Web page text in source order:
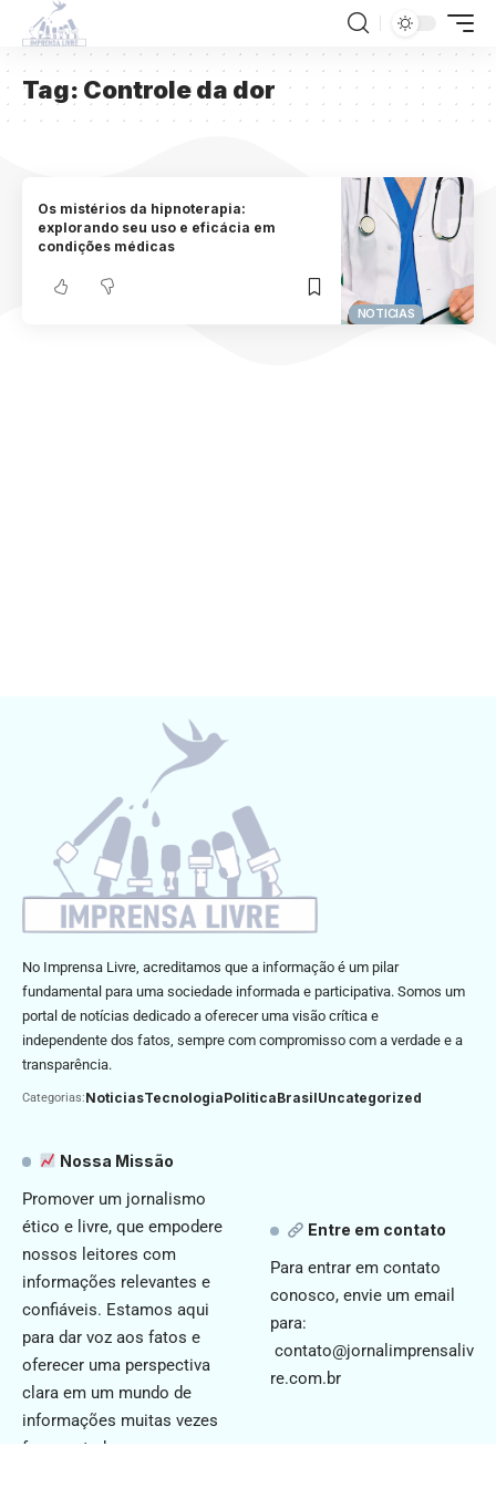
Tag: Controle da dor
NOTICIAS
Os mistérios da hipnoterapia:
explorando seu uso e eficácia em
condições médicas
No Imprensa Livre, acreditamos que a informação é um pilar
fundamental para uma sociedade informada e participativa. Somos um
portal de notícias dedicado a oferecer uma visão crítica e
independente dos fatos, sempre com compromisso com a verdade e a
transparência.
Categorias:NoticiasTecnologiaPoliticaBrasilUncategorized
Nossa Missão
Promover um jornalismo
ético e livre, que empodere
nossos leitores com
informações relevantes e
confiáveis. Estamos aqui
para dar voz aos fatos e
oferecer uma perspectiva
clara em um mundo de
informações muitas vezes
fragmentadas.
Entre em contato
Para entrar em contato
conosco, envie um email
para:
contato@jornalimprensaliv
re.com.br